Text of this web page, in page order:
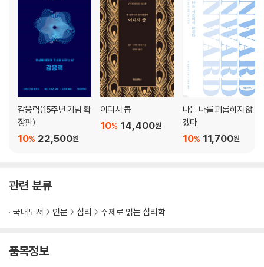
감응력(15주년 기념 확
장판)
22,500원
10%
이디시 콥
14,400원
10%
나는 나를 괴롭히지 않
겠다
11,700원
10%
관련 분류
국내도서 인문 심리 주제로 읽는 심리학
품목정보